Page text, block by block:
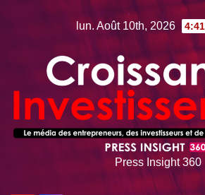
lun. Août 10th, 2026
Press Insight 360